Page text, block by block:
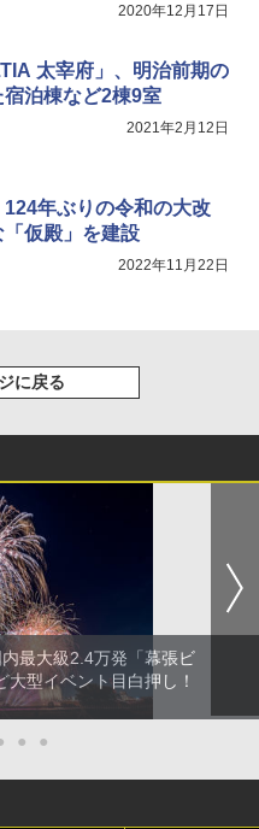
ク付き 高安全性 金属製耐久 コ
育現場/展示会用 緑
形タープ 防水タープ 3×4.5m
コーティング UPF50+ UVカ
耐水圧 210D生地 遮光
2020年12月17日
太宰府」、明治前期の
泊棟など2棟9室
2021年2月12日
年ぶりの令和の大改
仮殿」を建設
2022年11月22日
に戻る
最大級2.4万発「幕張ビ
型イベント目白押し！
● ●